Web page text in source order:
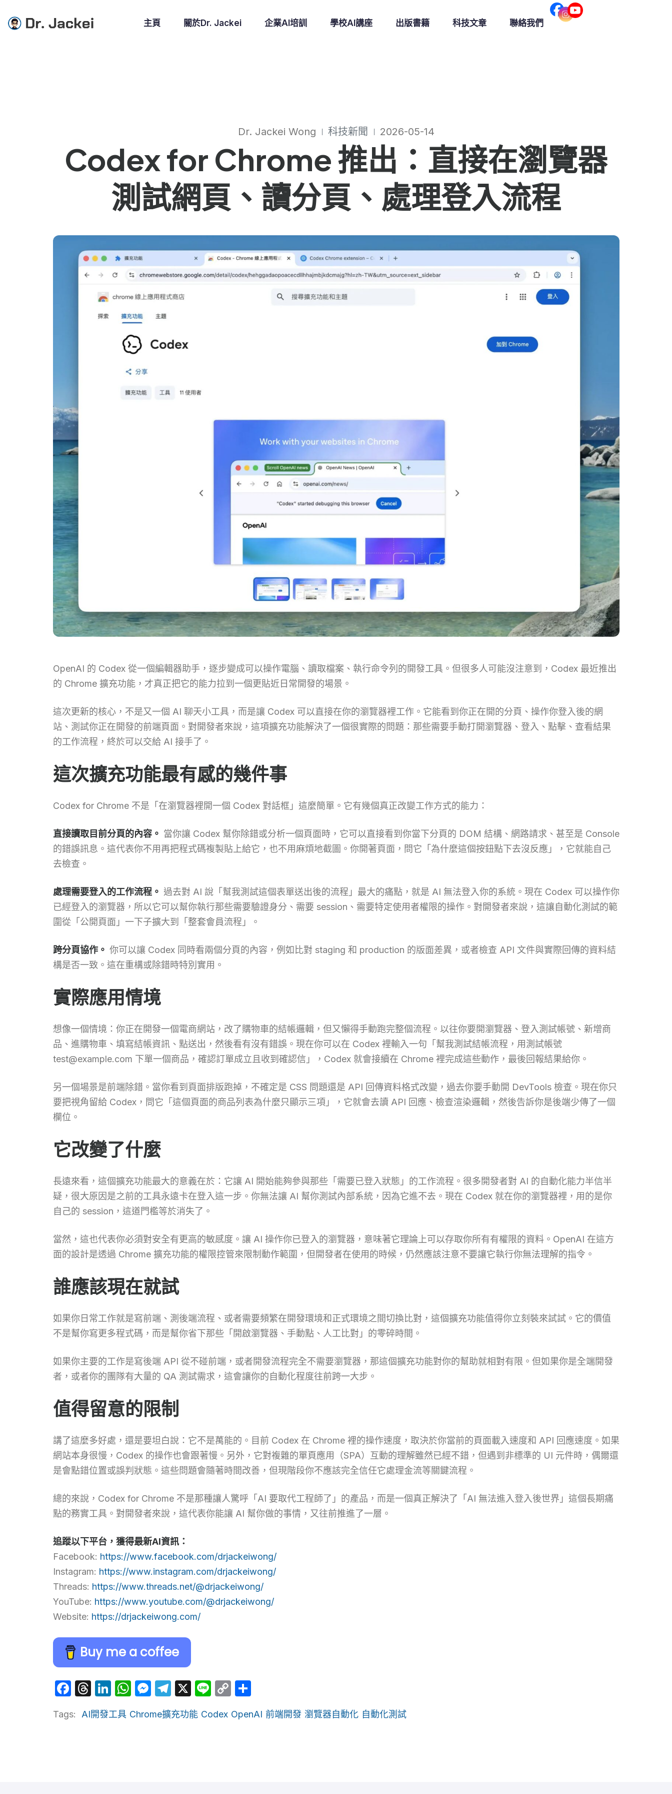
主頁 關於Dr. Jackei 企業AI培訓 學校AI講座 出版書籍 科技文章 聯絡我們
Dr. Jackei Wong 科技新聞 2026-05-14
Codex for Chrome 推出：直接在瀏覽器
測試網頁、讀分頁、處理登入流程
OpenAI 的 Codex 從一個編輯器助手，逐步變成可以操作電腦、讀取檔案、執行命令列的開發工具。但很多人可能沒注意到，Codex 最近推出
的 Chrome 擴充功能，才真正把它的能力拉到一個更貼近日常開發的場景。
這次更新的核心，不是又一個 AI 聊天小工具，而是讓 Codex 可以直接在你的瀏覽器裡工作。它能看到你正在開的分頁、操作你登入後的網
站、測試你正在開發的前端頁面。對開發者來說，這項擴充功能解決了一個很實際的問題：那些需要手動打開瀏覽器、登入、點擊、查看結果
的工作流程，終於可以交給 AI 接手了。
這次擴充功能最有感的幾件事
Codex for Chrome 不是「在瀏覽器裡開一個 Codex 對話框」這麼簡單。它有幾個真正改變工作方式的能力：
直接讀取目前分頁的內容。 當你讓 Codex 幫你除錯或分析一個頁面時，它可以直接看到你當下分頁的 DOM 結構、網路請求、甚至是 Console
的錯誤訊息。這代表你不用再把程式碼複製貼上給它，也不用麻煩地截圖。你開著頁面，問它「為什麼這個按鈕點下去沒反應」，它就能自己
去檢查。
處理需要登入的工作流程。 過去對 AI 說「幫我測試這個表單送出後的流程」最大的痛點，就是 AI 無法登入你的系統。現在 Codex 可以操作你
已經登入的瀏覽器，所以它可以幫你執行那些需要驗證身分、需要 session、需要特定使用者權限的操作。對開發者來說，這讓自動化測試的範
圍從「公開頁面」一下子擴大到「整套會員流程」。
跨分頁協作。 你可以讓 Codex 同時看兩個分頁的內容，例如比對 staging 和 production 的版面差異，或者檢查 API 文件與實際回傳的資料結
構是否一致。這在重構或除錯時特別實用。
實際應用情境
想像一個情境：你正在開發一個電商網站，改了購物車的結帳邏輯，但又懶得手動跑完整個流程。以往你要開瀏覽器、登入測試帳號、新增商
品、進購物車、填寫結帳資訊、點送出，然後看有沒有錯誤。現在你可以在 Codex 裡輸入一句「幫我測試結帳流程，用測試帳號
test@example.com 下單一個商品，確認訂單成立且收到確認信」，Codex 就會接續在 Chrome 裡完成這些動作，最後回報結果給你。
另一個場景是前端除錯。當你看到頁面排版跑掉，不確定是 CSS 問題還是 API 回傳資料格式改變，過去你要手動開 DevTools 檢查。現在你只
要把視角留給 Codex，問它「這個頁面的商品列表為什麼只顯示三項」，它就會去讀 API 回應、檢查渲染邏輯，然後告訴你是後端少傳了一個
欄位。
它改變了什麼
長遠來看，這個擴充功能最大的意義在於：它讓 AI 開始能夠參與那些「需要已登入狀態」的工作流程。很多開發者對 AI 的自動化能力半信半
疑，很大原因是之前的工具永遠卡在登入這一步。你無法讓 AI 幫你測試內部系統，因為它進不去。現在 Codex 就在你的瀏覽器裡，用的是你
自己的 session，這道門檻等於消失了。
當然，這也代表你必須對安全有更高的敏感度。讓 AI 操作你已登入的瀏覽器，意味著它理論上可以存取你所有有權限的資料。OpenAI 在這方
面的設計是透過 Chrome 擴充功能的權限控管來限制動作範圍，但開發者在使用的時候，仍然應該注意不要讓它執行你無法理解的指令。
誰應該現在就試
如果你日常工作就是寫前端、測後端流程、或者需要頻繁在開發環境和正式環境之間切換比對，這個擴充功能值得你立刻裝來試試。它的價值
不是幫你寫更多程式碼，而是幫你省下那些「開啟瀏覽器、手動點、人工比對」的零碎時間。
如果你主要的工作是寫後端 API 從不碰前端，或者開發流程完全不需要瀏覽器，那這個擴充功能對你的幫助就相對有限。但如果你是全端開發
者，或者你的團隊有大量的 QA 測試需求，這會讓你的自動化程度往前跨一大步。
值得留意的限制
講了這麼多好處，還是要坦白說：它不是萬能的。目前 Codex 在 Chrome 裡的操作速度，取決於你當前的頁面載入速度和 API 回應速度。如果
網站本身很慢，Codex 的操作也會跟著慢。另外，它對複雜的單頁應用（SPA）互動的理解雖然已經不錯，但遇到非標準的 UI 元件時，偶爾還
是會點錯位置或誤判狀態。這些問題會隨著時間改善，但現階段你不應該完全信任它處理金流等關鍵流程。
總的來說，Codex for Chrome 不是那種讓人驚呼「AI 要取代工程師了」的產品，而是一個真正解決了「AI 無法進入登入後世界」這個長期痛
點的務實工具。對開發者來說，這代表你能讓 AI 幫你做的事情，又往前推進了一層。
追蹤以下平台，獲得最新AI資訊：
Facebook: https://www.facebook.com/drjackeiwong/
Instagram: https://www.instagram.com/drjackeiwong/
Threads: https://www.threads.net/@drjackeiwong/
YouTube: https://www.youtube.com/@drjackeiwong/
Website: https://drjackeiwong.com/
Buy me a coffee
Facebook
Threads
LinkedIn
WhatsApp
Messenger
Telegram
X LineCopyShare
Tags: AI開發工具 Chrome擴充功能 Codex OpenAI 前端開發 瀏覽器自動化 自動化測試